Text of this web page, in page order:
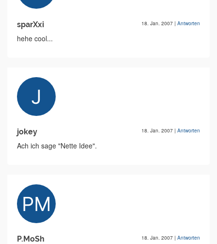
sparXxi 18. Jan. 2007 | Antworten
hehe cool...
jokey 18. Jan. 2007 | Antworten
Ach ich sage "Nette Idee".
P.MoSh 18. Jan. 2007 | Antworten